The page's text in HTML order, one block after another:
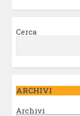
Cerca
ARCHIVI
Archivi